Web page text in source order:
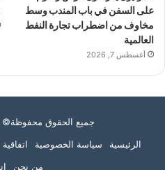
على السفن في باب المندب وسط
مخاوف من اضطراب تجارة النفط
العالمية
أغسطس 7, 2026
جميع الحقوق محفوظة© 2026 الكرامة نيوز
الرئيسية
سياسة الخصوصية
من نحن